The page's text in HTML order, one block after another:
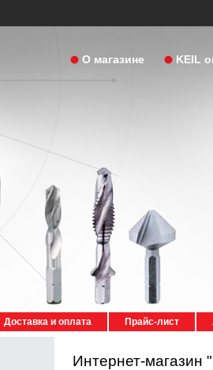
О магазине KEIL
Доставка и оплата Прайс-лист
Интернет-магазин